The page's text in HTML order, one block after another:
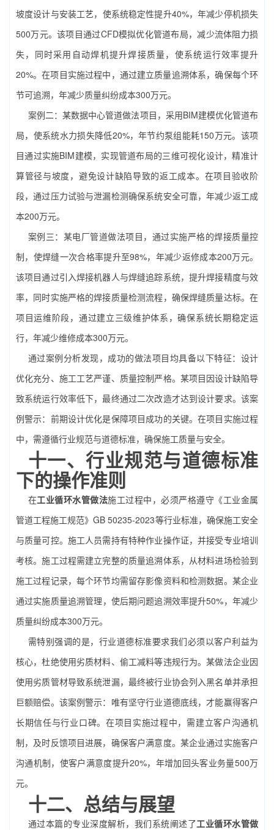
坡度设计与安装工艺，使系统稳定性提升40%，年减少停机损失
500万元。该项目通过CFD模拟优化管道布局，减少流体阻力损
失，同时采用自动焊机提升焊接质量，使系统运行效率提升
20%。在项目实施过程中，通过建立质量追溯体系，确保每个环
节可追溯，年减少质量纠纷成本300万元。
案例二：某数据中心管道做法项目，采用BIM建模优化管道布
局，使系统水力损失降低20%，年节约泵组能耗150万元。该项
目通过实施BIM建模，实现管道布局的三维可视化设计，精准计
算管径与坡度，避免设计缺陷导致的返工成本。在项目验收阶
段，通过压力试验与泄漏检测确保系统安全可靠，年减少返工成
本200万元。
案例三：某电厂管道做法项目，通过实施严格的焊接质量控
制，使焊缝一次合格率提升至98%，年减少返修成本200万元。
该项目通过引入焊接机器人与焊缝追踪系统，提升焊接精度与效
率，同时实施严格的焊接质量检测流程，确保焊缝质量达标。在
项目运维阶段，通过建立三级维护体系，确保系统长期稳定运
行，年减少维修成本300万元。
通过案例分析发现，成功的做法项目均具备以下特征：设计
优化充分、施工工艺严谨、质量控制严格。某项目因设计缺陷导
致系统运行效率低下，最终通过二次改造才达到设计要求。该案
例警示：前期设计优化是保障项目成功的关键。在项目实施过程
中，需遵循行业规范与道德标准，确保施工质量与安全。
十一、行业规范与道德标准
下的操作准则
在工业循环水管做法施工过程中，必须严格遵守《工业金属
管道工程施工规范》GB 50235-2023等行业标准，确保施工安全
与质量可控。施工人员需持有特种作业操作证，并接受专业培训
考核。施工过程需建立完整的质量追溯体系，从材料进场检验到
施工过程记录，每个环节均需留存影像资料和检测数据。某企业
通过实施质量追溯管理，使后期问题追溯效率提升50%，年减少
质量纠纷成本300万元。
需特别强调的是，行业道德标准要求我们必须以客户利益为
核心，杜绝使用劣质材料、偷工减料等违规行为。某做法企业因
使用劣质管材导致系统泄漏，最终被行业协会列入黑名单并承担
巨额赔偿。该案例警示：唯有坚守行业道德底线，才能赢得客户
长期信任与行业口碑。在项目实施过程中，需建立客户沟通机
制，及时反馈项目进展，确保客户满意度。某企业通过实施客户
沟通机制，使客户满意度提升20%，年增加回头客业务量500万
元。
十二、总结与展望
通过本篇的专业深度解析，我们系统阐述了工业循环水管做